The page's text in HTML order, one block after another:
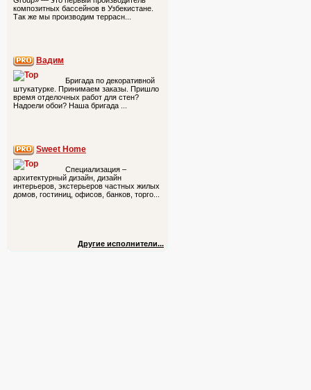
композитных бассейнов в Узбекистане.
Так же мы производим террасн...
Вадим
Бригада по декоративной
штукатурке. Принимаем заказы. Пришло
время отделочных работ для стен?
Надоели обои? Наша бригада ...
Sweet Home
Специализация –
архитектурный дизайн, дизайн
интерьеров, экстерьеров частных жилых
домов, гостиниц, офисов, банков, торго...
Другие исполнители...